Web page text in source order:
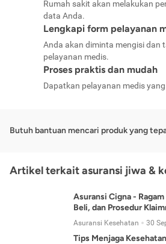
Rumah sakit akan melakukan
data Anda.
Lengkapi form pelayanan
Anda akan diminta mengisi dan
pelayanan medis.
Proses praktis dan mudah
Dapatkan pelayanan medis
Butuh bantuan mencari produk yang
Artikel terkait asuransi jiwa &
Asuransi Cigna -
Beli, dan Prosedur
Asuransi Kesehatan 30
Tips Menjaga